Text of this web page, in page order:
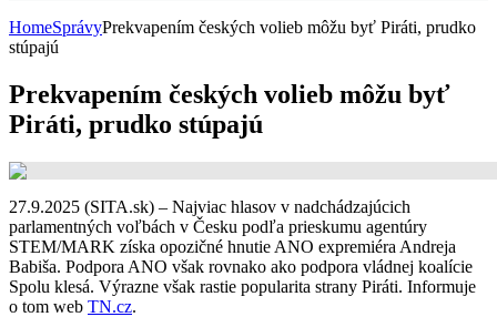
HomeSprávyPrekvapením českých volieb môžu byť Piráti, prudko
stúpajú
Prekvapením českých volieb môžu byť
Piráti, prudko stúpajú
27.9.2025 (SITA.sk) – Najviac hlasov v nadchádzajúcich
parlamentných voľbách v Česku podľa prieskumu agentúry
STEM/MARK získa opozičné hnutie ANO expremiéra Andreja
Babiša. Podpora ANO však rovnako ako podpora vládnej koalície
Spolu klesá. Výrazne však rastie popularita strany Piráti. Informuje
o tom web TN.cz.